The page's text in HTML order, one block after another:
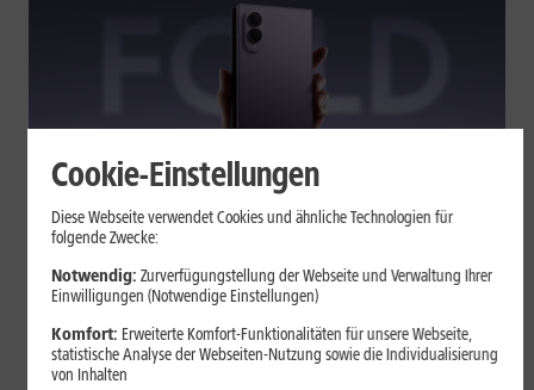
Tests & Vergleiche
Galaxy Z Fold7 oder Fold8: Was
sich beim neuen Foldable geändert
Kompakteres Format, neuer Chip, größerer Akku: Das Galaxy Z
Cookie-Einstellungen
Diese Webseite verwendet Cookies und ähnliche Technologien für
folgende Zwecke:
Notwendig: Zurverfügungstellung der Webseite und Verwaltung Ihrer
Einwilligungen (Notwendige Einstellungen)
Komfort: Erweiterte Komfort-Funktionalitäten für unsere Webseite,
statistische Analyse der Webseiten-Nutzung sowie die Individualisierung
von Inhalten